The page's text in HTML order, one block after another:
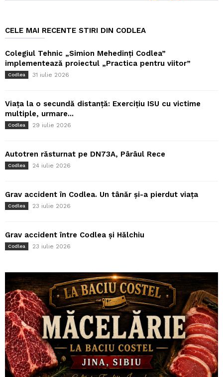
CELE MAI RECENTE STIRI DIN CODLEA
Colegiul Tehnic „Simion Mehedinți Codlea”
implementează proiectul „Practica pentru viitor”
Codlea 31 iulie 2026
Viața la o secundă distanță: Exercițiu ISU cu victime
multiple, urmare...
Codlea 29 iulie 2026
Autotren răsturnat pe DN73A, Pârâul Rece
Codlea 24 iulie 2026
Grav accident în Codlea. Un tânăr și-a pierdut viața
Codlea 23 iulie 2026
Grav accident între Codlea și Hălchiu
Codlea 23 iulie 2026